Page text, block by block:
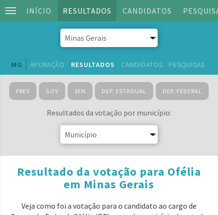
INÍCIO RESULTADOS CANDIDATOS
MG APURAÇÃO RESULTADOS CANDIDATOS PESQUISAS
PRES GOV SEN DEP. ESTADUAL DEP. FEDERAL
Resultados da votação por município:
Resultado da votação para Ofélia
em Minas Gerais
Veja como foi a votação para o candidato ao cargo de